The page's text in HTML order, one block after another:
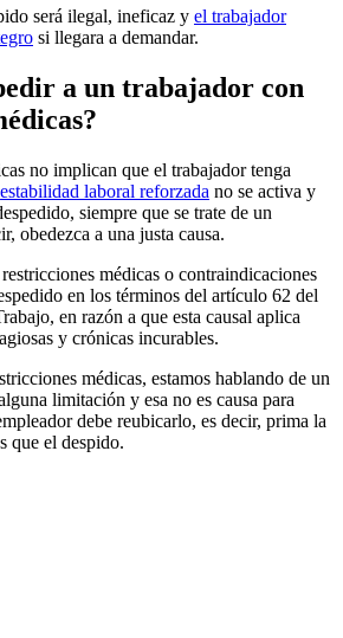
será ilegal, ineficaz y el trabajador
si llegara a demandar.
a un trabajador con
no implican que el trabajador tenga
estabilidad laboral reforzada no se activa y
siempre que se trate de un
obedezca a una justa causa.
médicas o contraindicaciones
en los términos del artículo 62 del
en razón a que esta causal aplica
y crónicas incurables.
médicas, estamos hablando de un
limitación y esa no es causa para
debe reubicarlo, es decir, prima la
que el despido.